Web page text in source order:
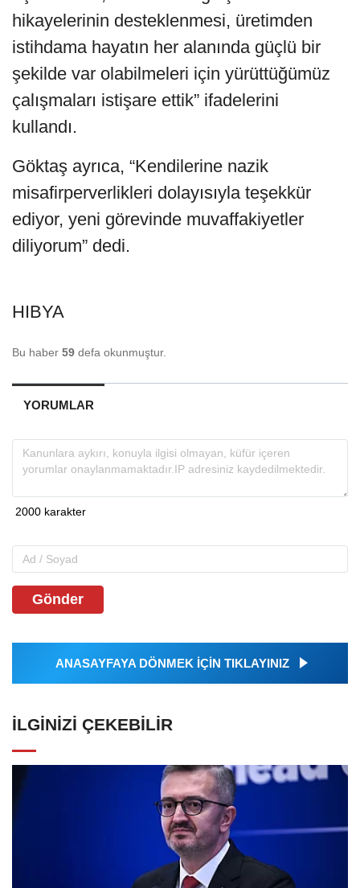
hikayelerinin desteklenmesi, üretimden
istihdama hayatın her alanında güçlü bir
şekilde var olabilmeleri için yürüttüğümüz
çalışmaları istişare ettik” ifadelerini
kullandı.
Göktaş ayrıca, “Kendilerine nazik
misafirperverlikleri dolayısıyla teşekkür
ediyor, yeni görevinde muvaffakiyetler
diliyorum” dedi.
HIBYA
Bu haber 59 defa okunmuştur.
YORUMLAR
Gönder
ANASAYFAYA DÖNMEK İÇİN TIKLAYINIZ
İLGINIZI ÇEKEBILIR